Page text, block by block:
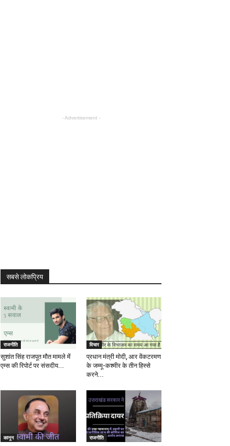
- Advertisement -
सबसे लोकप्रिय
राजनीति
सुशांत सिंह राजपूत मौत मामले में
एम्स की रिपोर्ट पर संसदीय...
विचार
प्रधान मंत्री मोदी, आर वेंकटरमण
के जम्मू-कश्मीर के तीन हिस्से
करने...
कानून राजनीति